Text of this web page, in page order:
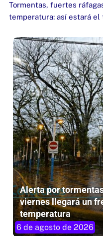
Tormentas, fuertes
temperatura: así estará el
Alerta por
viernes llegará un
temperatura
6 de agosto de 2026